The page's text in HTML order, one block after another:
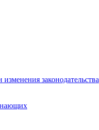
законодательства